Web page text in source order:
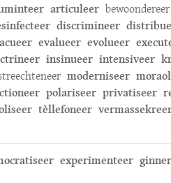
articuleer bewoondereer
discrimineer
evalueer evolueer
insinueer intensiveer
moderniseer
polariseer privatiseer
tèllefoneer
experimenteer